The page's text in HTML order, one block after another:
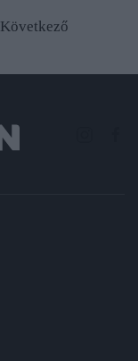
Következő